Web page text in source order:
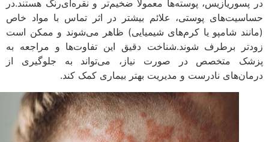
در پسوریازیس، پوسته‌ها معمولاً ضخیم‌تر و نقره‌ای‌رنگ هستند.در
حساسیت‌های پوستی، علائم بیشتر در اثر تماس با مواد خاص
(مانند شامپو یا کرم‌های شیمیایی) ظاهر می‌شوند و ممکن است
زودتر برطرف شوند.شناخت دقیق این تفاوت‌ها و مراجعه به
پزشک متخصص در صورت نیاز، می‌تواند به جلوگیری از
درمان‌های نادرست و مدیریت بهتر بیماری کمک کند.